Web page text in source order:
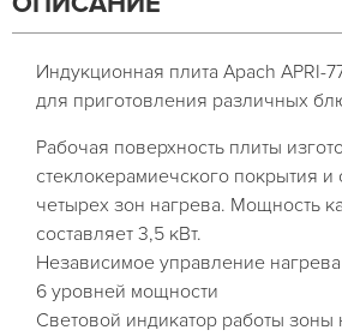
Индукционная плита Apach APRI-
для приготовления различных
Рабочая поверхность плиты
стеклокерамиечского покрытия и
четырех зон нагрева. Мощность
составляет 3,5 кВт.
Независимое управление нагрева
6 уровней мощности
Световой индикатор работы зоны